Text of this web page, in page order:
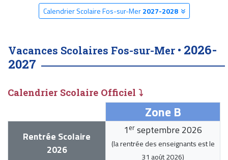
Calendrier Scolaire Fos-sur-Mer2027-2028
Vacances Scolaires Fos-sur-Mer • 2026-
2027
Calendrier Scolaire Officiel ⤵
Zone B
Rentrée Scolaire
2026
1 er septembre 2026
(la rentrée des enseignants est le
31 août 2026)